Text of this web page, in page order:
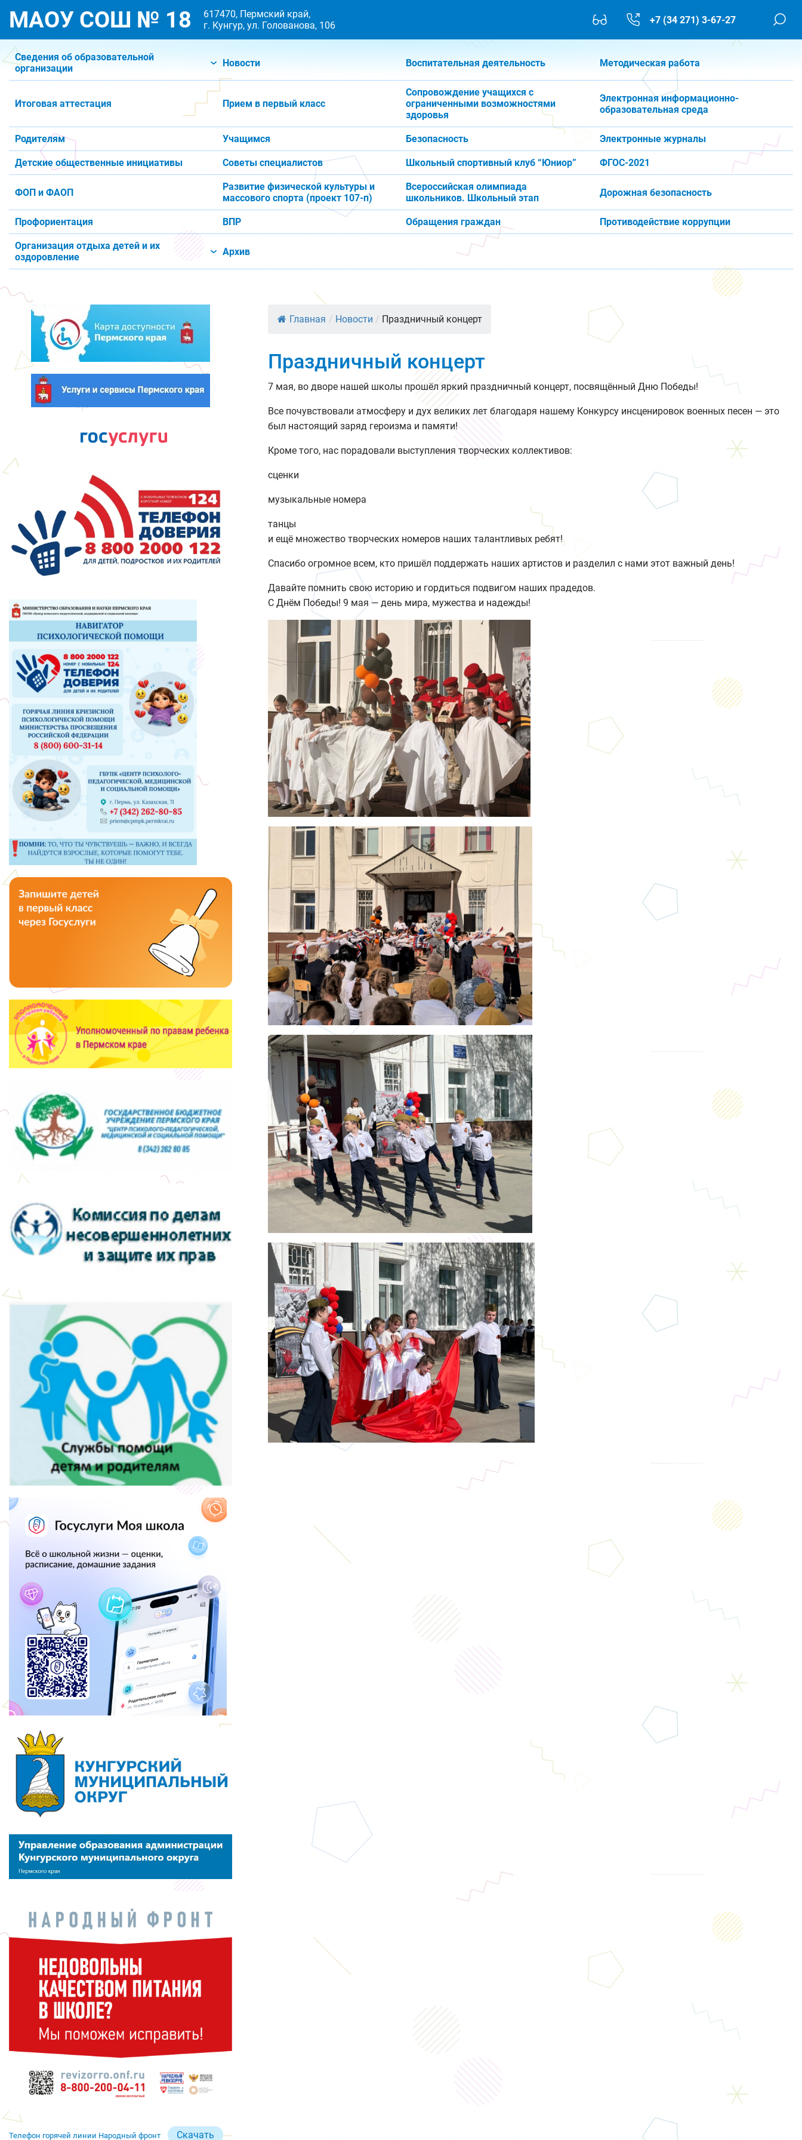
МАОУ СОШ № 18
617470, Пермский край,
г. Кунгур, ул. Голованова, 106
+7 (34 271) 3-67-27
Сведения об образовательной
организации
Новости Воспитательная деятельность Методическая работа
Итоговая аттестация Прием в первый класс
Сопровождение учащихся с
ограниченными возможностями
здоровья
Электронная информационно-
образовательная среда
Родителям Учащимся Безопасность Электронные журналы
Детские общественные инициативы Советы специалистов Школьный спортивный клуб “Юниор” ФГОС-2021
ФОП и ФАОП
Развитие физической культуры и
массового спорта (проект 107-п)
Всероссийская олимпиада
школьников. Школьный этап
Дорожная безопасность
Профориентация ВПР Обращения граждан Противодействие коррупции
Организация отдыха детей и их
оздоровление
Архив
Телефон горячей линии Народный фронт Скачать
Главная / Новости / Праздничный концерт
Праздничный концерт
7 мая, во дворе нашей школы прошёл яркий праздничный концерт, посвящённый Дню Победы!
Все почувствовали атмосферу и дух великих лет благодаря нашему Конкурсу инсценировок военных песен — это
был настоящий заряд героизма и памяти!
Кроме того, нас порадовали выступления творческих коллективов:
сценки
музыкальные номера
танцы
и ещё множество творческих номеров наших талантливых ребят!
Спасибо огромное всем, кто пришёл поддержать наших артистов и разделил с нами этот важный день!
Давайте помнить свою историю и гордиться подвигом наших прадедов.
С Днём Победы! 9 мая — день мира, мужества и надежды!